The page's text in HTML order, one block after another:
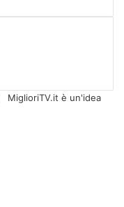
MiglioriTV.it è un'idea